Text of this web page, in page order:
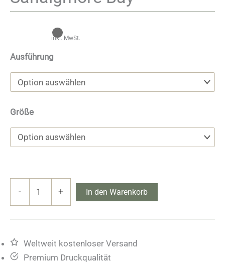
inkl. MwSt.
Ausführung
Größe
- + In den Warenkorb
Weltweit kostenloser Versand
Premium Druckqualität